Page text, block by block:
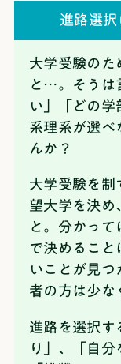
進路選
大学受験のた
と…。そうは
い」「どの
系理系が選べ
んか？
大学受験を制
望大学を決め
と。 分かって
で決めること
いことが見
者の方は少な
進路を選択す
り」、「自